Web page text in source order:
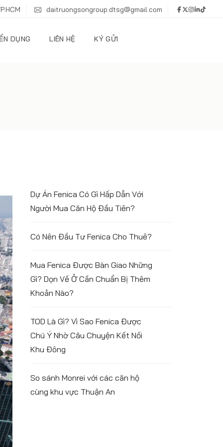
daitruongsongroup.dtsg@gmail.com
DỤNG LIÊN HỆ KÝ GỬI
Dự Án Fenica Có Gì Hấp Dẫn Với
Người Mua Căn Hộ Đầu Tiên?
Có Nên Đầu Tư Fenica Cho Thuê?
Mua Fenica Được Bàn Giao Những
Gì? Dọn Về Ở Cần Chuẩn Bị Thêm
Khoản Nào?
TOD Là Gì? Vì Sao Fenica Được
Chú Ý Nhờ Câu Chuyện Kết Nối
Khu Đông
So sánh Monrei với các căn hộ
cùng khu vực Thuận An